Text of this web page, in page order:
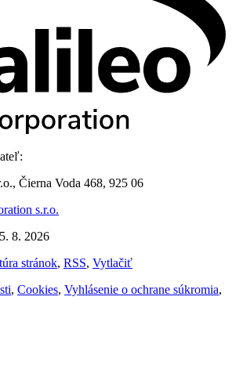
Čierna Voda 468, 925 06
s.r.o.
8. 2026
stránok, RSS, Vytlačiť
, Cookies, Vyhlásenie o ochrane súkromia,